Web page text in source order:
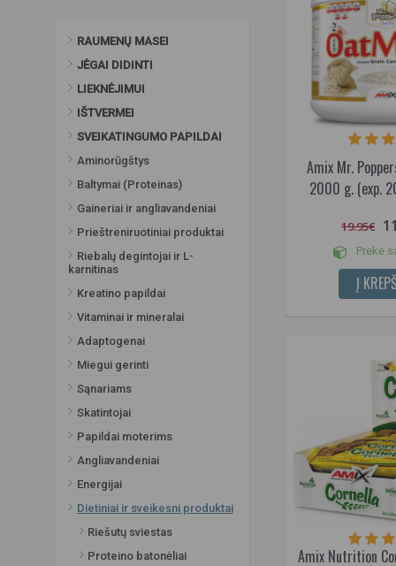
Blynelių
Braškių
Braškių su baltu šokoladu
Braškių-bananų
Braškių-jogurto
Česnakų
Gervuogių
Glaistytos cinamono bandelės
padažas su alyvuogių aliejumi)
Įvairių vaisių ir riešutų
Jogurto - miuslių
Juodojo šokolado ir karamelės
riešutais)
Juodųjų sausainių
Kakavos ir lazdyno riešutų
Kakavos ir lazdyno riešutų
(Veganiškas)
RAUMENŲ MASEI
JĖGAI DIDINTI
LIEKNĖJIMUI
IŠTVERMEI
SVEIKATINGUMO PAPILDAI
Aminorūgštys
Baltymai (Proteinas)
Gaineriai ir angliavandeniai
Prieštreniruotiniai produktai
Riebalų degintojai ir L-
karnitinas
Kreatino papildai
Vitaminai ir mineralai
Adaptogenai
Miegui gerinti
Sąnariams
Skatintojai
Papildai moterims
Angliavandeniai
Energijai
Dietiniai ir sveikesni produktai
Riešutų sviestas
Proteino batonėliai
Amix Mr.
2000 g. (exp.
19.95€
Prekė
Į
Amix Nutrition